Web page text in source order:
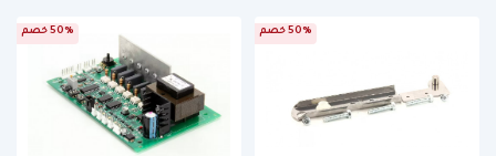
50% خصم 50% خصم